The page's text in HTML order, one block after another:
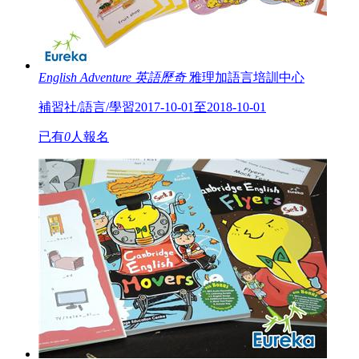
English Adventure 英語歷奇 雅理加語言培訓中心
補習社/語言/學習2017-10-01至2018-10-01
已有0人報名